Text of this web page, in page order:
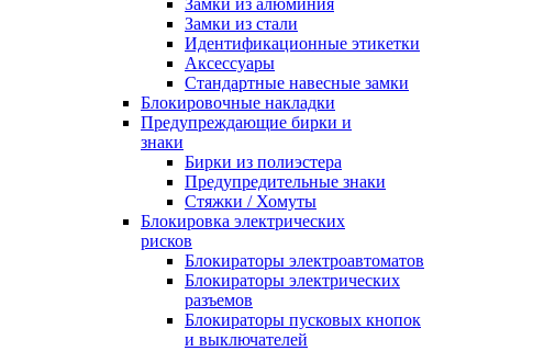
Замки из алюминия
Замки из стали
Идентификационные этикетки
Аксессуары
Стандартные навесные замки
Блокировочные накладки
Предупреждающие бирки и
знаки
Бирки из полиэстера
Предупредительные знаки
Стяжки / Хомуты
Блокировка электрических
рисков
Блокираторы электроавтоматов
Блокираторы электрических
разъемов
Блокираторы пусковых кнопок
и выключателей